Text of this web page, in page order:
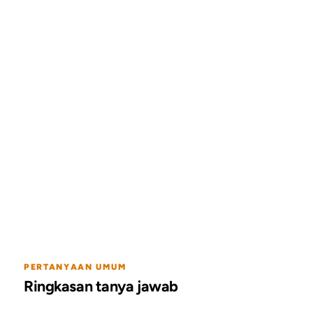
PERTANYAAN UMUM
Ringkasan tanya jawab